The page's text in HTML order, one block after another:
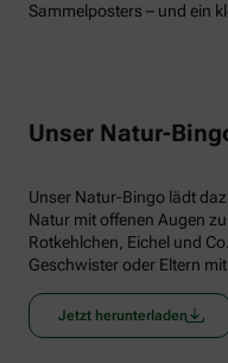
Sammelposters – und ein
Unser Natur-
Unser Natur-Bingo lädt
Natur mit offenen Augen
Rotkehlchen, Eichel und
Geschwister oder Eltern
Jetzt herunterladen